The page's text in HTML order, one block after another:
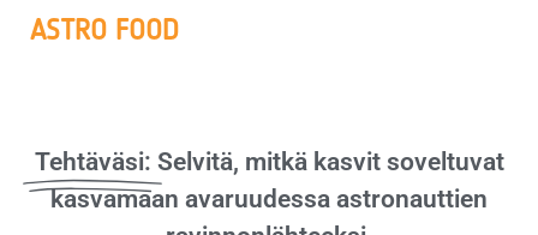
ASTRO FOOD
Tehtäväsi: Selvitä, mitkä kasvit soveltuvat
kasvamaan avaruudessa astronauttien